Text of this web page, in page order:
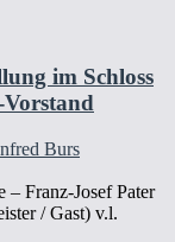
im Schloss
Burs
Franz-Josef Pater
/ Gast) v.l.